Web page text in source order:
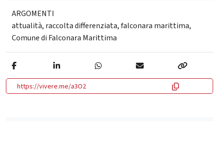
ARGOMENTI
attualità, raccolta differenziata,falconara marittima,
Comune di Falconara Marittima
https://vivere.me/a3O2